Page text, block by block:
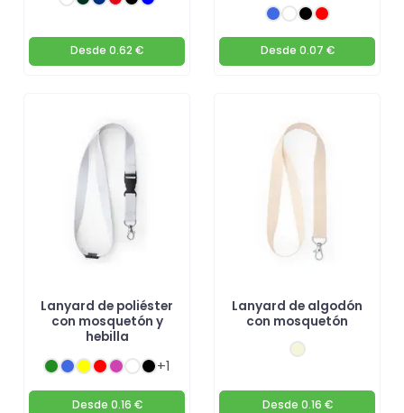
Desde 0.62 € Desde 0.07 €
Lanyard de poliéster
con mosquetón y
hebilla
+1
Desde 0.16 €
Lanyard de algodón
con mosquetón
Desde 0.16 €